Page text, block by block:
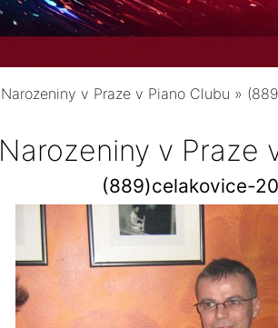
Narozeniny v Praze v Piano Clubu »
Narozeniny v Praze
(889)celakovice-